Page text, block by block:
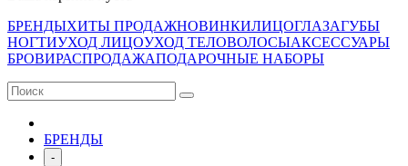
БРЕНДЫХИТЫ ПРОДАЖНОВИНКИЛИЦОГЛАЗАГУБЫ
НОГТИУХОД ЛИЦОУХОД ТЕЛОВОЛОСЫАКСЕССУАРЫ
БРОВИРАСПРОДАЖАПОДАРОЧНЫЕ НАБОРЫ
БРЕНДЫ
-